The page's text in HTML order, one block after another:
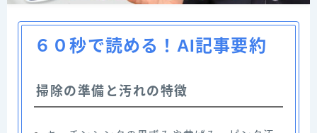
６０秒で読める！AI記事要約
掃除の準備と汚れの特徴